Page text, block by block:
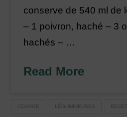
conserve de 540 ml de
– 1 poivron, haché – 3
hachés – …
Read More
COURGE LÉGUMINEUSES